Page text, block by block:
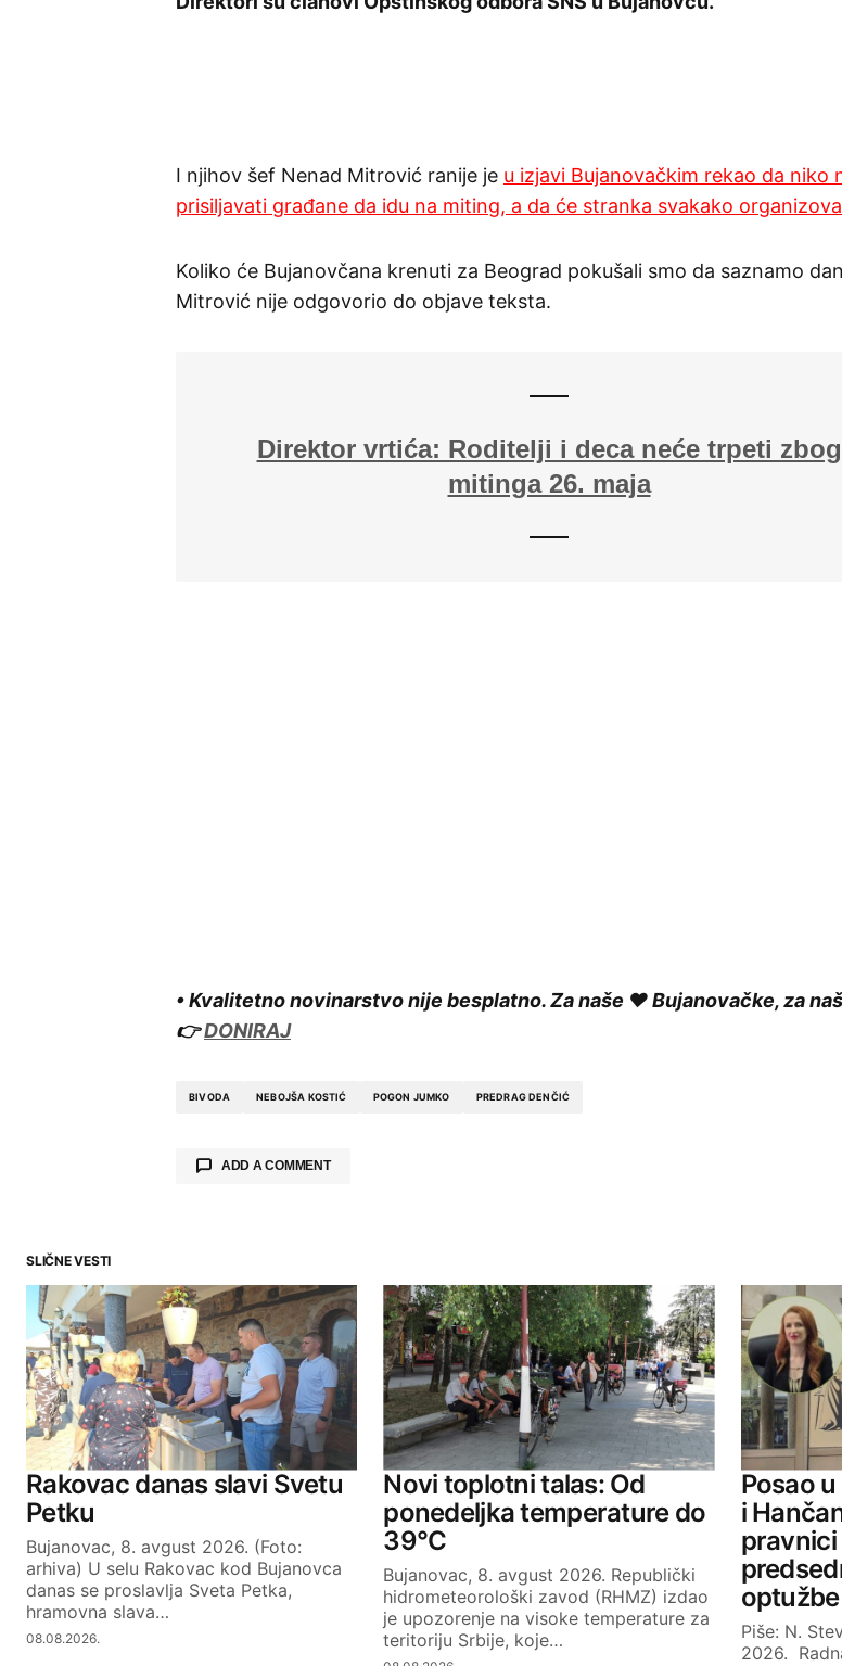
I njihov šef Nenad Mitrović ranije je u izjavi Bujanovačkim rekao da niko
prisiljavati građane da idu na miting, a da će stranka svakako
Koliko će Bujanovčana krenuti za Beograd pokušali smo da saznamo
Mitrović nije odgovorio do objave teksta.
Direktor vrtića: Roditelji i deca neće trpeti zbog
mitinga 26. maja
• Kvalitetno novinarstvo nije besplatno. Za naše ❤️ Bujanovačke, za
👉DONIRAJ
BIVODA NEBOJŠA KOSTIĆ POGON JUMKO PREDRAG DENČIĆ
ADD A COMMENT
Comment*
Your Name Your E-mail
SUBMIT COMMENT
SLIČNE VESTI
Rakovac danas slavi Svetu
Petku
Bujanovac, 8. avgust 2026. (Foto:
arhiva) U selu Rakovac kod Bujanovca
danas se proslavlja Sveta Petka,
hramovna slava…
08.08.2026.
Novi toplotni talas: Od
ponedeljka temperature do
39°C
Bujanovac, 8. avgust 2026. Republički
hidrometeorološki zavod (RHMZ) izdao
je upozorenje na visoke temperature za
teritoriju Srbije, koje…
Posao
i
optužbe
Piše: N.
2026.